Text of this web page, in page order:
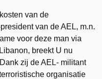
van de
van de AEL, m.n.
voor deze man via
breekt U nu
zij de AEL- militant
organisatie